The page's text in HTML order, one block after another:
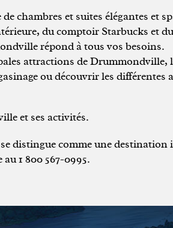
chambres et suites élégantes et
du comptoir Starbucks et
répond à tous vos besoins.
attractions de
ou découvrir les
et ses activités.
distingue comme une destination
1 800 567-0995.